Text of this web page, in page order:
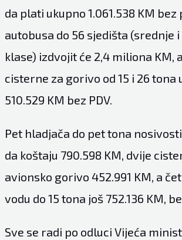
da plati ukupno 1.061.538 KM bez
autobusa do 56 sjedišta (srednje
klase) izdvojit će 2,4 miliona KM,
cisterne za gorivo od 15 i 26 tona
510.529 KM bez PDV.
Pet hladjača do pet tona
da koštaju 790.598 KM, dvije
avionsko gorivo 452.991 KM, a
vodu do 15 tona još 752.136 KM,
Sve se radi po odluci Vijeća